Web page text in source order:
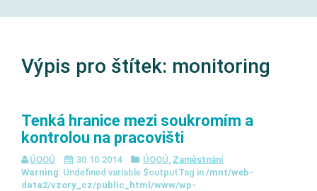
Výpis pro štítek: monitoring
Tenká hranice mezi soukromím a
kontrolou na pracovišti
ÚOOÚ 30.10.2014 ÚOOÚ, Zaměstnání
Warning: Undefined variable $outputTag in /mnt/web-
data2/vzory_cz/public_html/www/wp-